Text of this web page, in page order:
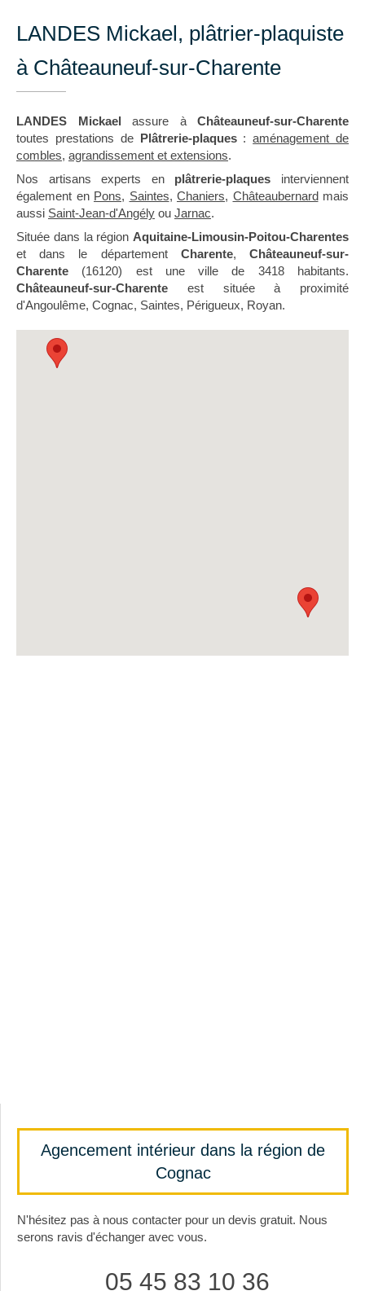
LANDES Mickael, plâtrier-plaquiste
à Châteauneuf-sur-Charente
LANDES Mickael assure à Châteauneuf-sur-Charente
toutes prestations de Plâtrerie-plaques:aménagement de
combles, agrandissement et extensions.
Nos artisans experts en plâtrerie-plaques interviennent
également en Pons, Saintes, Chaniers, Châteaubernardmais
aussi Saint-Jean-d'Angély ou Jarnac.
Située dans la région Aquitaine-Limousin-Poitou-Charentes
et dans le département Charente,Châteauneuf-sur-
Charente (16120) est une ville de 3418 habitants.
Châteauneuf-sur-Charente est située à proximité
d'Angoulême, Cognac, Saintes, Périgueux, Royan.
Agencement intérieur dans la région de
Cognac
N'hésitez pas à nous contacter pour un devis gratuit. Nous
serons ravis d'échanger avec vous.
05 45 83 10 36